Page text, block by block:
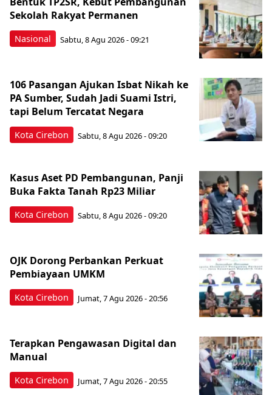
Nasional
Sekolah Rakyat Permanen
Sabtu, 8 Agu 2026 - 09:21
Kota Cirebon
106 Pasangan Ajukan Isbat Nikah ke
PA Sumber, Sudah Jadi Suami Istri,
tapi Belum Tercatat Negara
Sabtu, 8 Agu 2026 - 09:20
Kota Cirebon
Kasus Aset PD Pembangunan, Panji
Buka Fakta Tanah Rp23 Miliar
Sabtu, 8 Agu 2026 - 09:20
Kota Cirebon
OJK Dorong Perbankan Perkuat
Pembiayaan UMKM
Jumat, 7 Agu 2026 - 20:56
Kota Cirebon
Terapkan Pengawasan Digital dan
Manual
Jumat, 7 Agu 2026 - 20:55